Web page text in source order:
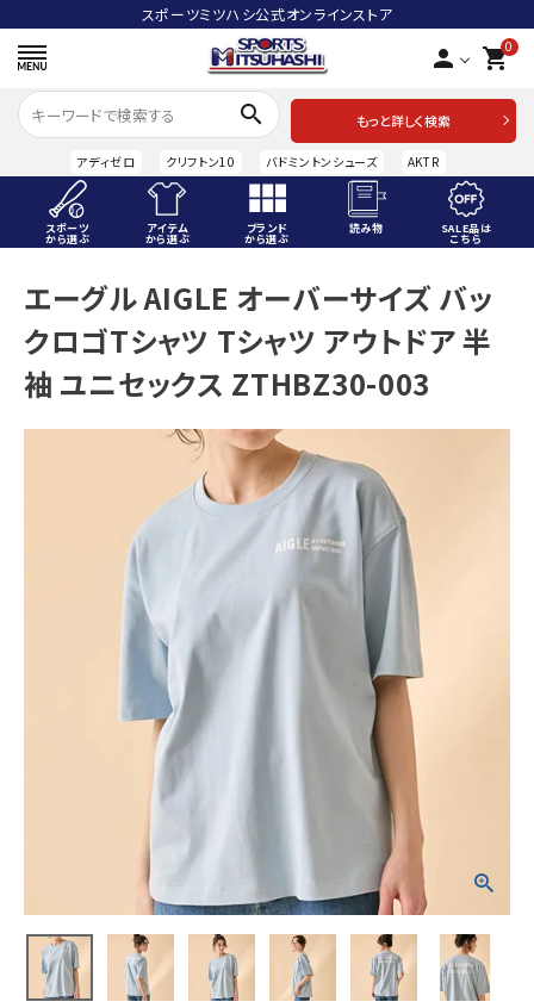
スポーツミツハシ公式オンラインストア
person 0
shopping_cart
search
もっと詳しく検索
アディゼロ クリフトン10 バドミントンシューズ AKTR
スポーツ
から選ぶ
アイテム
から選ぶ
ブランド
から選ぶ
読み物 SALE品は
こちら
ACCOUNT MENU
ようこそ ゲスト 様
meeting_room person 会員登録
スポーツから選ぶ
ブランドから選ぶ
SALE品はこちら
プライバシーポリシー
エーグル AIGLE オーバーサイズ バッ
クロゴTシャツ Tシャツ アウトドア 半
袖 ユニセックス ZTHBZ30-003